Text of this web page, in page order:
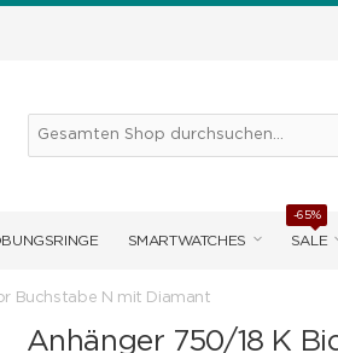
SMARTWATCHES SALE
-65%
Buchstabe N mit Diamant
Anhänger 750/18 K